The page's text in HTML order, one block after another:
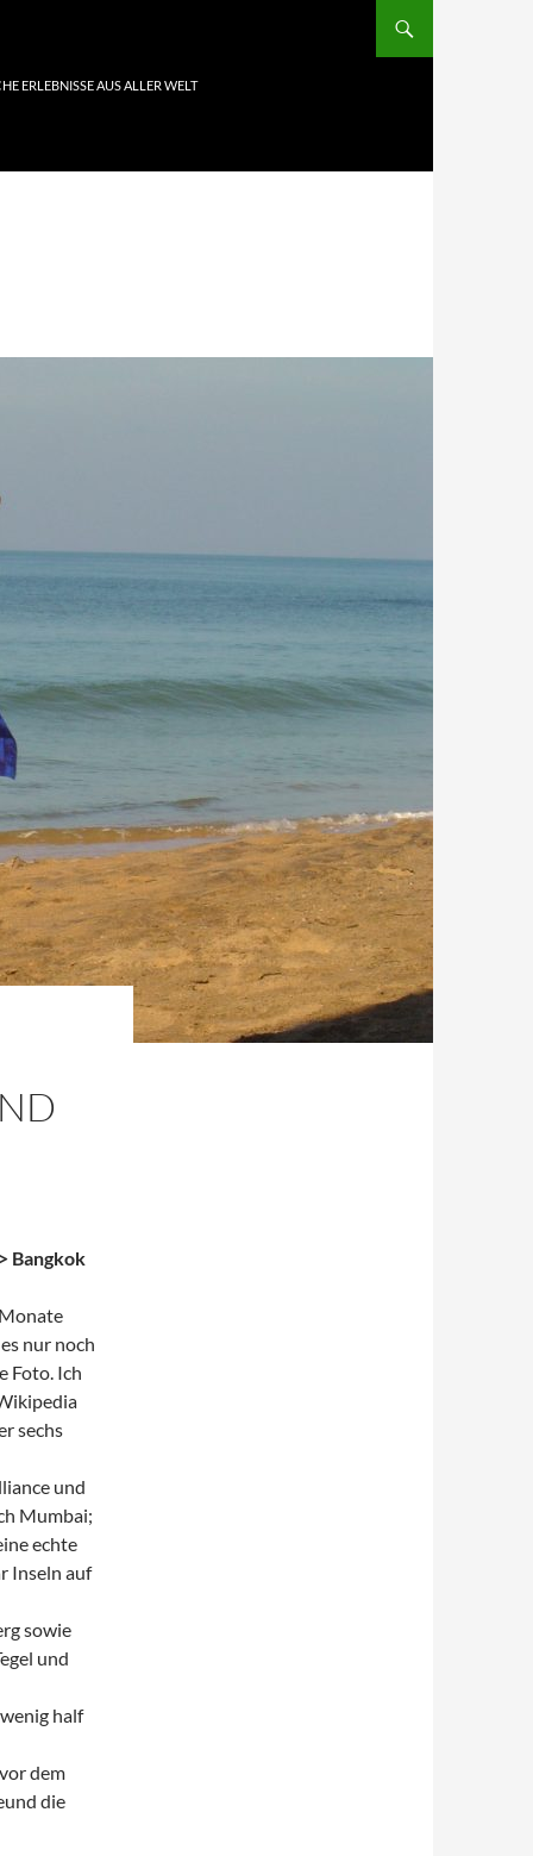
ERLEBNISSE AUS ALLER WELT
Bangkok
nur noch
Foto. Ich
sechs
und
Mumbai;
echte
Inseln auf
sowie
und
half
dem
die